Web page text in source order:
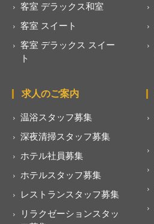
客室 デラックス和室
客室 スイート
客室 デラックス スイー
ト
求人のご案内
温浴スタッフ募集
深夜清掃スタッフ募集
ホテル社員募集
ホテルスタッフ募集
レストランスタッフ募集
リラクゼーションスタッ